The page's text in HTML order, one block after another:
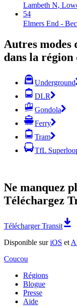
Lambeth N,
54
Elmers End -
Autres modes
dans la région
Underground
DLR
Gondola
Ferry
Tram
TfL
Ne manquez
Téléchargez
Télécharger Transit
Disponible suriOS et
Coucou
Régions
Blogue
Presse
Aide